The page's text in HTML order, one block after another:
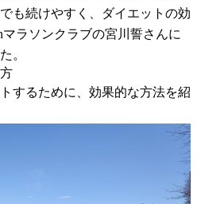
も続けやすく、ダイエットの効
ラソンクラブの宮川誓さんに
。
するために、効果的な方法を紹